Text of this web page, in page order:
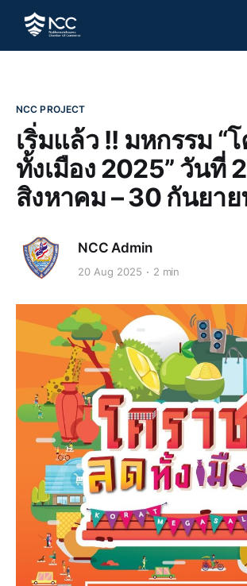
NCC PROJECT
เริ่มแล้ว !! มหกรรม “
ทั้งเมือง 2025” วันที่
สิงหาคม – 30 กันยา
NCC Admin
20 Aug 2025 2 min